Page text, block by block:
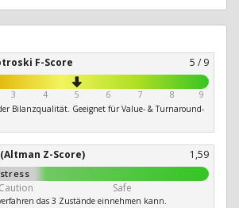
F-Score 5 / 9
3 4 5 6 7 8
9
Bilanzqualität. Geeignet für Value- & Turnaround-
Z-Score) 1,59
Caution Safe
das 3 Zustände einnehmen kann.